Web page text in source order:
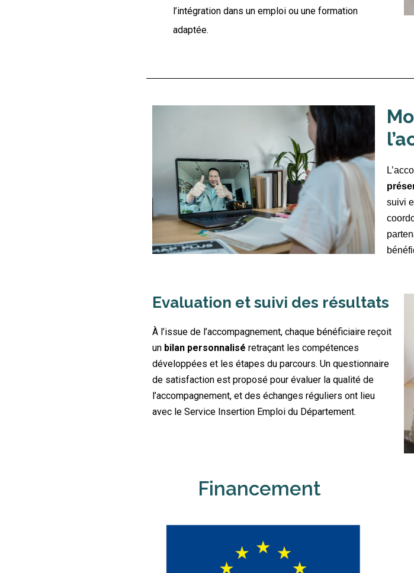
l’intégration dans un emploi ou une formation
adaptée.
suivi
Evaluation et suivi des résultats
À l’issue de l’accompagnement, chaque bénéficiaire reçoit
un bilan personnalisé retraçant les compétences
développées et les étapes du parcours. Un questionnaire
de satisfaction est proposé pour évaluer la qualité de
l’accompagnement, et des échanges réguliers ont lieu
avec le Service Insertion Emploi du Département.
Financement